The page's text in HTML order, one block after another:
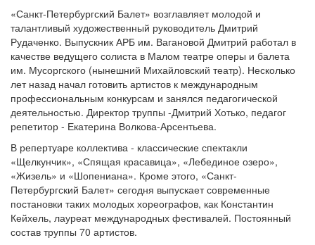
«Санкт-Петербургский Балет» возглавляет молодой и
талантливый художественный руководитель Дмитрий
Рудаченко. Выпускник АРБ им. Вагановой Дмитрий работал в
качестве ведущего солиста в Малом театре оперы и балета
им. Мусоргского (нынешний Михайловский театр). Несколько
лет назад начал готовить артистов к международным
профессиональным конкурсам и занялся педагогической
деятельностью. Директор труппы -Дмитрий Хотько, педагог
репетитор - Екатерина Волкова-Арсентьева.
В репертуаре коллектива - классические спектакли
«Щелкунчик», «Спящая красавица», «Лебединое озеро»,
«Жизель» и «Шопениана». Кроме этого, «Санкт-
Петербургский Балет» сегодня выпускает современные
постановки таких молодых хореографов, как Константин
Кейхель, лауреат международных фестивалей. Постоянный
состав труппы 70 артистов.